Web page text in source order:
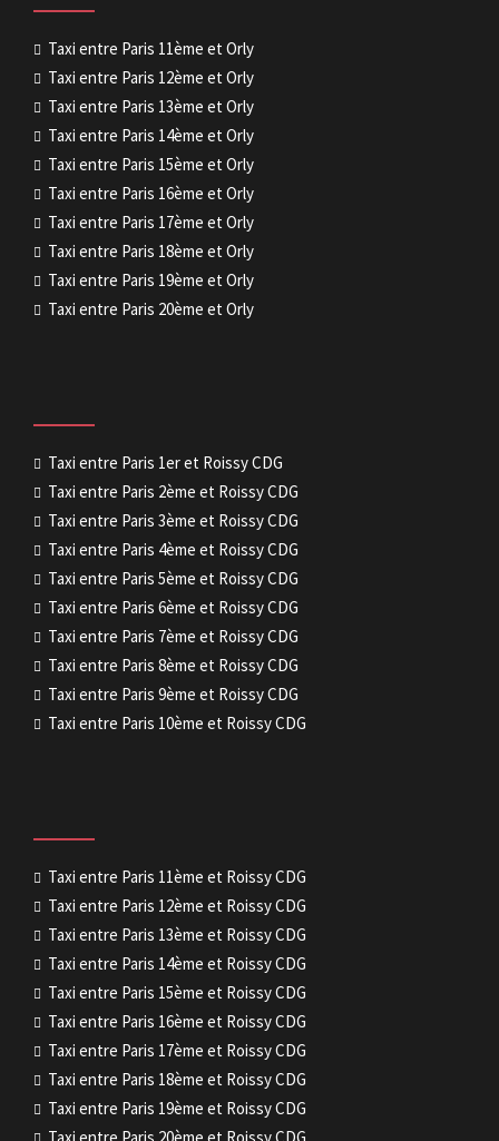
Taxi entre Paris 11ème et Orly
Taxi entre Paris 12ème et Orly
Taxi entre Paris 13ème et Orly
Taxi entre Paris 14ème et Orly
Taxi entre Paris 15ème et Orly
Taxi entre Paris 16ème et Orly
Taxi entre Paris 17ème et Orly
Taxi entre Paris 18ème et Orly
Taxi entre Paris 19ème et Orly
Taxi entre Paris 20ème et Orly
Taxi entre Paris 1er et Roissy CDG
Taxi entre Paris 2ème et Roissy CDG
Taxi entre Paris 3ème et Roissy CDG
Taxi entre Paris 4ème et Roissy CDG
Taxi entre Paris 5ème et Roissy CDG
Taxi entre Paris 6ème et Roissy CDG
Taxi entre Paris 7ème et Roissy CDG
Taxi entre Paris 8ème et Roissy CDG
Taxi entre Paris 9ème et Roissy CDG
Taxi entre Paris 10ème et Roissy CDG
Taxi entre Paris 11ème et Roissy CDG
Taxi entre Paris 12ème et Roissy CDG
Taxi entre Paris 13ème et Roissy CDG
Taxi entre Paris 14ème et Roissy CDG
Taxi entre Paris 15ème et Roissy CDG
Taxi entre Paris 16ème et Roissy CDG
Taxi entre Paris 17ème et Roissy CDG
Taxi entre Paris 18ème et Roissy CDG
Taxi entre Paris 19ème et Roissy CDG